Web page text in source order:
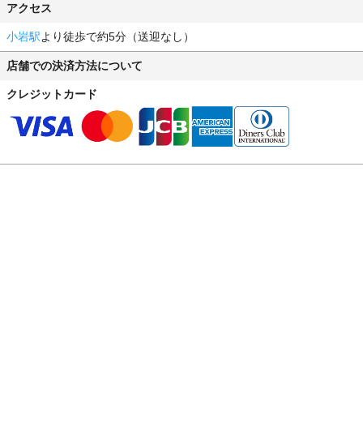
アクセス
小岩駅より徒歩で約5分（送迎なし）
店舗での決済方法について
クレジットカード